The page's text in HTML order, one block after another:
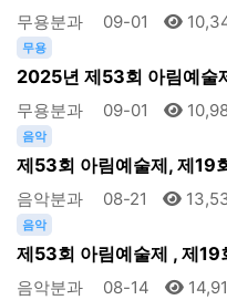
무용분과 09-01
무용
2025년 제53회 아림예술
무용분과 09-01
음악
제53회 아림예술제, 제19
음악분과 08-21
음악
제53회 아림예술제 , 제
음악분과 08-14